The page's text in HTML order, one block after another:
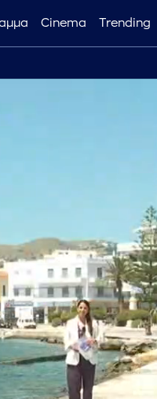
Cinema Trending